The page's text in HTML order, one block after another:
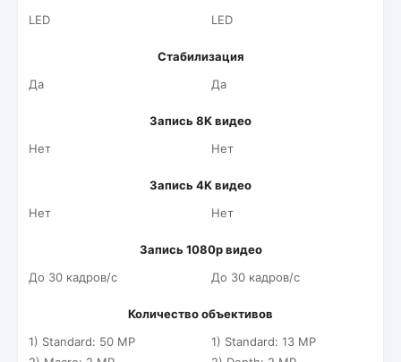
LED
LED
Стабилизация
Да
Да
Запись 8K видео
Нет
Нет
Запись 4K видео
Нет
Нет
Запись 1080p видео
До 30 кадров/c
До 30 кадров/c
Количество объективов
1) Standard: 50 MP
1) Standard: 13 MP